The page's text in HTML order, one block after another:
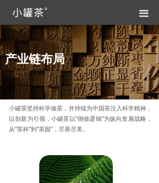
끀
产业链布局
小罐茶坚持科学做茶，并持续为中国茶注入科学精神，
以创新为引领，小罐茶以“倒做逻辑”为纵向发展战略，
从“茶杯”到“茶园”，尽善尽美。